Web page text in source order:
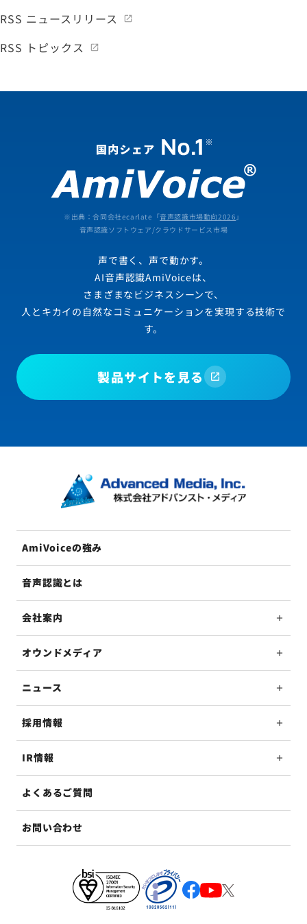
RSS ニュースリリース
RSS トピックス
※出典：合同会社ecarlate「音声認識市場動向2026 」
音声認識ソフトウェア/クラウドサービス市場
声で書く、声で動かす。
AI音声認識AmiVoiceは、
さまざまなビジネスシーンで、
人とキカイの自然なコミュニケーションを実現する技術で
す。
製品サイトを見る
AmiVoiceの強み
音声認識とは
会社案内
オウンドメディア
ニュース
採用情報
IR情報
よくあるご質問
お問い合わせ